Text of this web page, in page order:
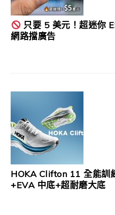
只要 5 美元！超迷你
網路擋廣告
HOKA Clifton 11 全能訓
+EVA 中底+超耐磨大底